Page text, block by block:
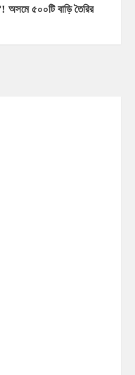
অসমে ৫০০টি বাড়ি তৈরির